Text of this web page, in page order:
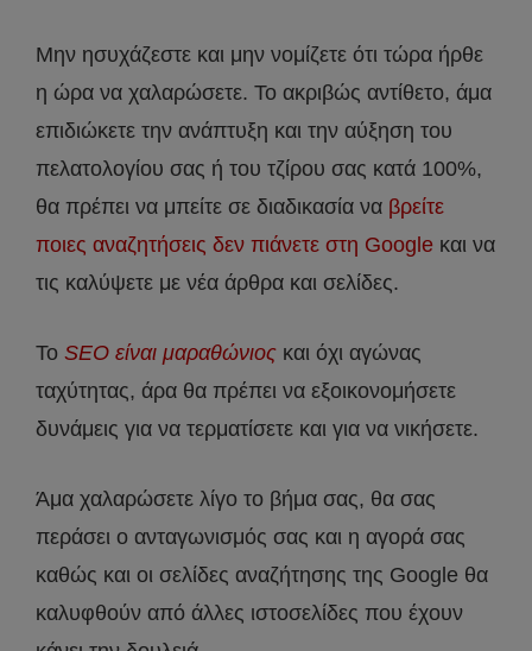
Μην ησυχάζεστε και μην νομίζετε ότι τώρα ήρθε
η ώρα να χαλαρώσετε. Το ακριβώς αντίθετο, άμα
επιδιώκετε την ανάπτυξη και την αύξηση του
πελατολογίου σας ή του τζίρου σας κατά 100%,
θα πρέπει να μπείτε σε διαδικασία να βρείτε
ποιες αναζητήσεις δεν πιάνετε στη Google και να
τις καλύψετε με νέα άρθρα και σελίδες.
Το SEO είναι μαραθώνιος και όχι αγώνας
ταχύτητας, άρα θα πρέπει να εξοικονομήσετε
δυνάμεις για να τερματίσετε και για να νικήσετε.
Άμα χαλαρώσετε λίγο το βήμα σας, θα σας
περάσει ο ανταγωνισμός σας και η αγορά σας
καθώς και οι σελίδες αναζήτησης της Google θα
καλυφθούν από άλλες ιστοσελίδες που έχουν